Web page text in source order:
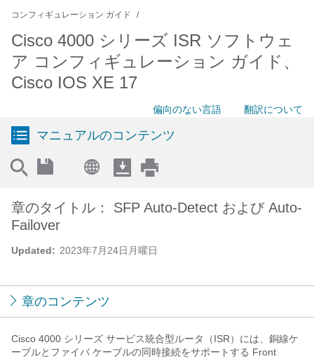
コンフィギュレーション ガイド
Cisco 4000 シリーズ ISR ソフトウェ
ア コンフィギュレーション ガイド、
Cisco IOS XE 17
偏向のない言語 翻訳について
マニュアルのコンテンツ
Updated: 2023年7月24日月曜日
章のタイトル： SFP Auto-Detect および Auto-
Failover
章のコンテンツ
Cisco 4000 シリーズ サービス統合型ルータ（ISR）には、銅線ケ
ーブルとファイバ ケーブルの同時接続をサポートする Front